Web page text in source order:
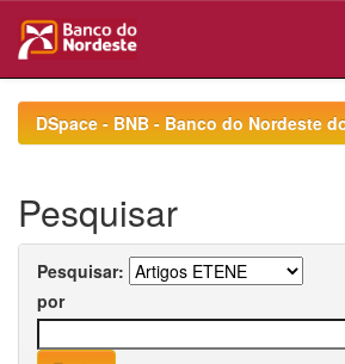
navigationDSpace - BNB - Banco do Nordeste
Pesquisar
Pesquisar:
por